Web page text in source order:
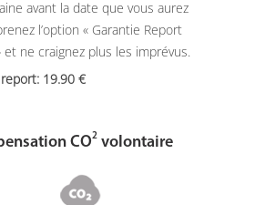
avant la date que vous aurez
l’option « Garantie Report
et ne craignez plus les imprévus.
report: 19.90
CO2volontaire